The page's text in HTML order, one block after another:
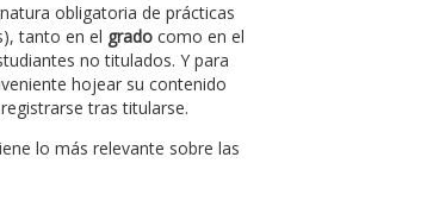
obligatoria de prácticas
tanto en el gradocomo en el
no titulados. Y para
hojear su contenido
tras titularse.
lo más relevante sobre las